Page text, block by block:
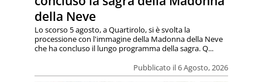
della Neve
Pubblicato il 6 Agosto, 2026
Lo scorso 5 agosto, a Quartirolo, si è svolta la
processione con l'immagine della Madonna della Neve
che ha concluso il lungo programma della sagra. Q...